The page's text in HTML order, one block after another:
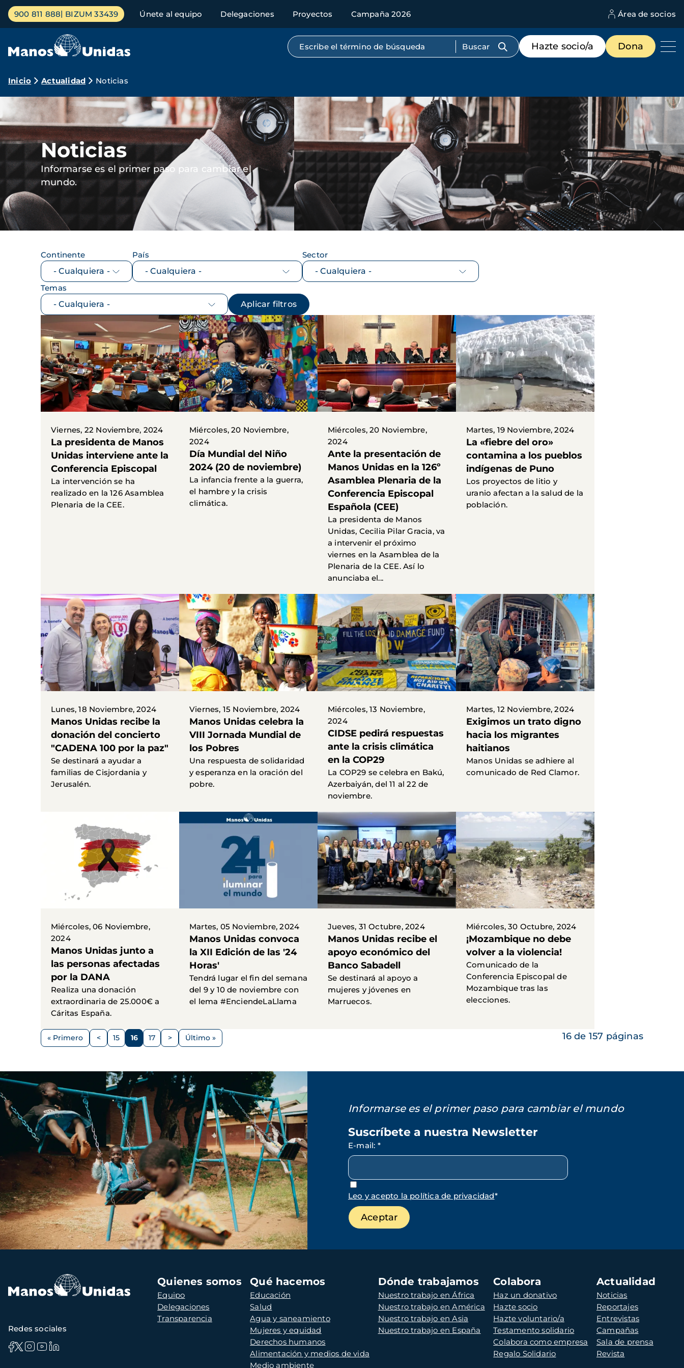
Pasar
contenido
Menú
principal
900 811 888 BIZUM 33439 Únete al equipo Delegaciones Proyectos Campaña 2026 Área de socios
Búsqueda por texto completo
Menú
de
destacados
Hazte socio/a Dona
Ruta
de
navegación
Inicio Actualidad Noticias
Imagen Imagen
Noticias
Informarse es el primer paso para cambiar el
mundo.
Continente País Sector
Temas
Viernes, 22 Noviembre, 2024
La presidenta de Manos
Unidas interviene ante la
Conferencia Episcopal
La intervención se ha
realizado en la 126 Asamblea
Plenaria de la CEE.
Miércoles, 20 Noviembre,
2024
Día Mundial del Niño
2024 (20 de noviembre)
La infancia frente a la guerra,
el hambre y la crisis
climática.
Miércoles, 20 Noviembre,
2024
Ante la presentación de
Manos Unidas en la 126º
Asamblea Plenaria de la
Conferencia Episcopal
Española (CEE)
La presidenta de Manos
Unidas, Cecilia Pilar Gracia, va
a intervenir el próximo
viernes en la Asamblea de la
Plenaria de la CEE. Así lo
anunciaba el...
Martes, 19 Noviembre, 2024
La «fiebre del oro»
contamina a los pueblos
indígenas de Puno
Los proyectos de litio y
uranio afectan a la salud de la
población.
Lunes, 18 Noviembre, 2024
Manos Unidas recibe la
donación del concierto
"CADENA 100 por la paz"
Se destinará a ayudar a
familias de Cisjordania y
Jerusalén.
Viernes, 15 Noviembre, 2024
Manos Unidas celebra la
VIII Jornada Mundial de
los Pobres
Una respuesta de solidaridad
y esperanza en la oración del
pobre.
Miércoles, 13 Noviembre,
2024
CIDSE pedirá respuestas
ante la crisis climática
en la COP29
La COP29 se celebra en Bakú,
Azerbaiyán, del 11 al 22 de
noviembre.
Martes, 12 Noviembre, 2024
Exigimos un trato digno
hacia los migrantes
haitianos
Manos Unidas se adhiere al
comunicado de Red Clamor.
Miércoles, 06 Noviembre,
2024
Manos Unidas junto a
las personas afectadas
por la DANA
Realiza una donación
extraordinaria de 25.000€ a
Cáritas España.
Martes, 05 Noviembre, 2024
Manos Unidas convoca
la XII Edición de las '24
Horas'
Tendrá lugar el fin del semana
del 9 y 10 de noviembre con
el lema #EnciendeLaLlama
Jueves, 31 Octubre, 2024
Manos Unidas recibe el
apoyo económico del
Banco Sabadell
Se destinará al apoyo a
mujeres y jóvenes en
Marruecos.
Miércoles, 30 Octubre, 2024
¡Mozambique no debe
volver a la violencia!
Comunicado de la
Conferencia Episcopal de
Mozambique tras las
elecciones.
Paginación
Primera
« Primero
Página
< Página
15 Página
16 Página
17
Siguiente
>
Última
Último » 16 de 157 páginas
Informarse es el primer paso para cambiar el mundo
Suscríbete a nuestra Newsletter
E-mail: *
Leo y acepto la política de privacidad*
Navegación
principal
Quienes somos
Equipo
Delegaciones
Transparencia
Qué hacemos
Educación
Salud
Agua y saneamiento
Mujeres y equidad
Derechos humanos
Alimentación y medios de vida
Medio ambiente
Dónde trabajamos
Nuestro trabajo en África
Nuestro trabajo en América
Nuestro trabajo en Asia
Nuestro trabajo en España
Colabora
Haz un donativo
Hazte socio
Hazte voluntario/a
Testamento solidario
Colabora como empresa
Regalo Solidario
Actualidad
Noticias
Reportajes
Entrevistas
Campañas
Sala de prensa
Revista
Redes sociales